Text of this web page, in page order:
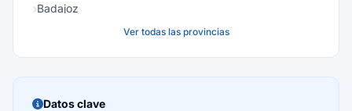
Badajoz
Burgos
Ver todas las provincias
Datos clave